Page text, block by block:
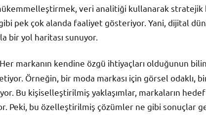
veri analitiği kullanarak
pek çok alanda faaliyet gösteriyor. Yani, dijital
bir yol haritası sunuyor.
Her markanın kendine özgü ihtiyaçları olduğunun
Örneğin, bir moda markası için görsel odaklı,
Bu kişiselleştirilmiş yaklaşımlar, markaların
Peki, bu özelleştirilmiş çözümler ne gibi sonuçlar